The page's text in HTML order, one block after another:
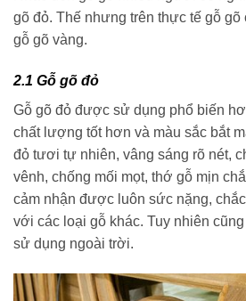
gõ đỏ. Thế nhưng trên thực tế gỗ gõ
gỗ gõ vàng.
2.1 Gỗ gõ đỏ
Gỗ gõ đỏ được sử dụng phổ biến
chất lượng tốt hơn và màu sắc bắt
đỏ tươi tự nhiên, vâng sáng rõ nét,
vênh, chống mối mọt, thớ gỗ mịn
cảm nhận được luôn sức nặng,
với các loại gỗ khác. Tuy nhiên
sử dụng ngoài trời.